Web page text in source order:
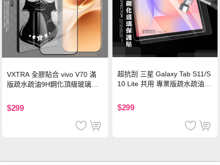
VXTRA 全膠貼合 vivo V70 滿
版疏水疏油9H鋼化頂級玻璃貼
$299
超抗刮 三星 Galaxy Tab S11/S
10 Lite 共用 專業版疏水疏油9
$299